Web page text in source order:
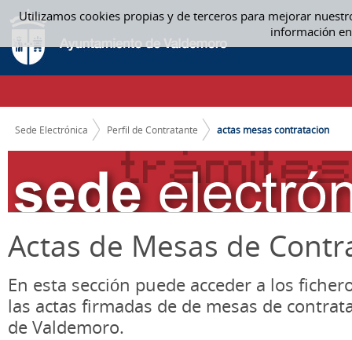
Utilizamos cookies propias y de terceros para mejorar
información
Saltar al contenido
ACTAS MESA CONTRATACIÓN - ACTAS MESAS CONTRATACION
CAMINO DE MIGAS
Sede Electrónica Perfil de Contratante actas mesas contratacion
Actas de Mesas de
En esta sección puede acceder a los
las actas firmadas de de mesas de
de Valdemoro.